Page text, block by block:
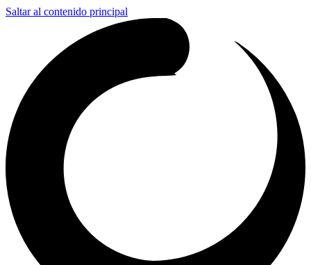
Saltar al contenido principal